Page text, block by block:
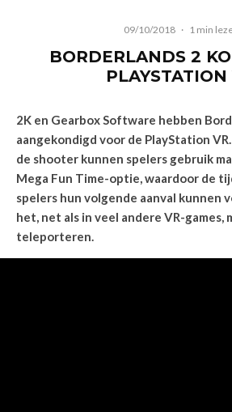
09/10/2018 · 1 min
BORDERLANDS 2
PLAYSTATION
2K en Gearbox Software hebben
aangekondigd voor de PlayStation
de shooter kunnen spelers gebruik
Mega Fun Time-optie, waardoor de
spelers hun volgende aanval kunnen
het, net als in veel andere VR-games,
teleporteren.